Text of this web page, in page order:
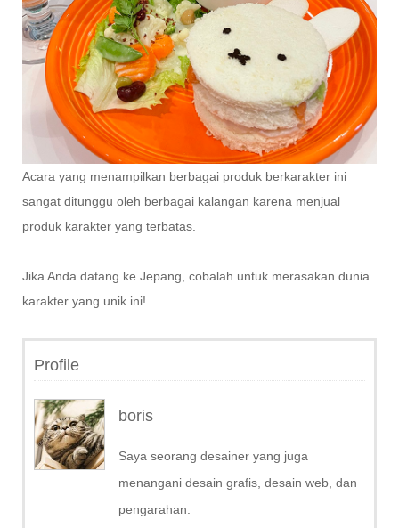
Acara yang menampilkan berbagai produk berkarakter ini
sangat ditunggu oleh berbagai kalangan karena menjual
produk karakter yang terbatas.
Jika Anda datang ke Jepang, cobalah untuk merasakan dunia
karakter yang unik ini!
Profile
boris
Saya seorang desainer yang juga
menangani desain grafis, desain web, dan
pengarahan.